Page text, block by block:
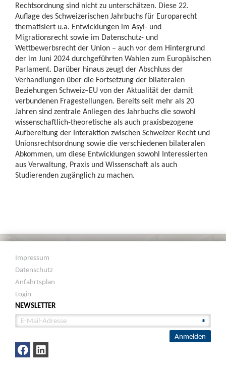
Rechtsordnung sind nicht zu unterschätzen. Diese 22.
Auflage des Schweizerischen Jahrbuchs für Europarecht
thematisiert u.a. Entwicklungen im Asyl- und
Migrationsrecht sowie im Datenschutz- und
Wettbewerbsrecht der Union – auch vor dem Hintergrund
der im Juni 2024 durchgeführten Wahlen zum Europäischen
Parlament. Darüber hinaus zeugt der Abschluss der
Verhandlungen über die Fortsetzung der bilateralen
Beziehungen Schweiz–EU von der Aktualität der damit
verbundenen Fragestellungen. Bereits seit mehr als 20
Jahren sind zentrale Anliegen des Jahrbuchs die sowohl
wissenschaftlich-theoretische als auch praxisbezogene
Aufbereitung der Interaktion zwischen Schweizer Recht und
Unionsrechtsordnung sowie die verschiedenen bilateralen
Abkommen, um diese Entwicklungen sowohl Interessierten
aus Verwaltung, Praxis und Wissenschaft als auch
Studierenden zugänglich zu machen.
Impressum
Datenschutz
Anfahrtsplan
Login
NEWSLETTER